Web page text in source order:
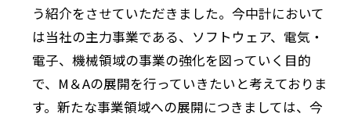
う紹介をさせていただきました。今中計において
は当社の主力事業である、ソフトウェア、電気・
電子、機械領域の事業の強化を図っていく目的
で、M＆Aの展開を行っていきたいと考えておりま
す。新たな事業領域への展開につきましては、今